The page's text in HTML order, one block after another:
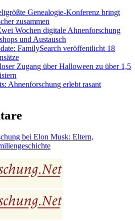
Genealogie-Konferenz bringt
zusammen
Wochen digitale Ahnenforschung
und Austausch
FamilySearch veröffentlicht 18
Zugang über Halloween zu über 1,5
Ahnenforschung erlebt rasant
bei Elon Musk: Eltern,